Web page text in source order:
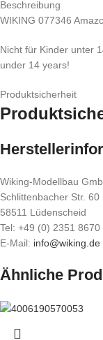
Beschreibung
WIKING 077346
Nicht für Kinder unter
under 14 years!
Produktsicherheit
Wiking-Modellbau
Schlittenbacher Str. 60
58511 Lüdenscheid
Tel: +49 (0) 2351 8670
E-Mail: info@wiking.de
Ähnliche